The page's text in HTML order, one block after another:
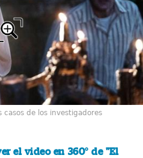
casos de los investigadores
el video en 360° de "El